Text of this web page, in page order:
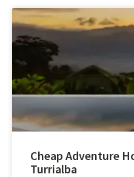
Cheap Adventure
Turrialba